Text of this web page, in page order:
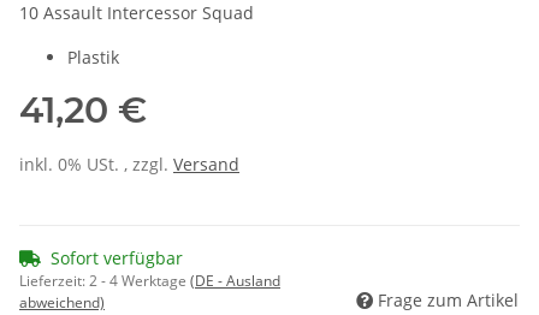
10 Assault Intercessor Squad
Plastik
41,20 €
inkl. 0% USt. , zzgl. Versand
Sofort verfügbar
Lieferzeit:2 - 4 Werktage (DE - Ausland
abweichend)
Frage zum Artikel